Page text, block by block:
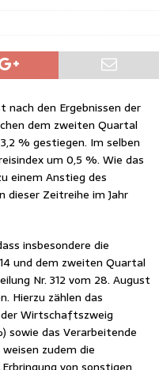
nach den Ergebnissen der
dem zweiten Quartal
% gestiegen. Im selben
um 0,5 %. Wie das
einem Anstieg des
dieser Zeitreihe im Jahr
insbesondere die
und dem zweiten Quartal
Nr. 312 vom 28. August
Hierzu zählen das
Wirtschaftszweig
sowie das Verarbeitende
zudem die